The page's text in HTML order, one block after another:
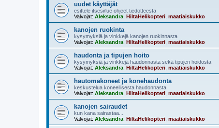
uudet käyttäjät
esittele itsesi/lue ohjeet tiedotteesta
Valvojat: Aleksandra HiltaHelikopteri maatiaiskukko
kanojen ruokinta
kysymyksiä ja vinkkejä kanojen ruokinnasta
Valvojat: Aleksandra HiltaHelikopteri maatiaiskukko
haudonta ja tipujen hoito
kysymyksiä ja vinkkejä haudonnasta sekä tipujen hoidosta
Valvojat: Aleksandra HiltaHelikopteri maatiaiskukko
hautomakoneet ja konehaudonta
keskustelua koneellisesta haudonnasta
Valvojat: Aleksandra HiltaHelikopteri maatiaiskukko
kanojen sairaudet
kun kana sairastaa...
Valvojat: Aleksandra HiltaHelikopteri maatiaiskukko